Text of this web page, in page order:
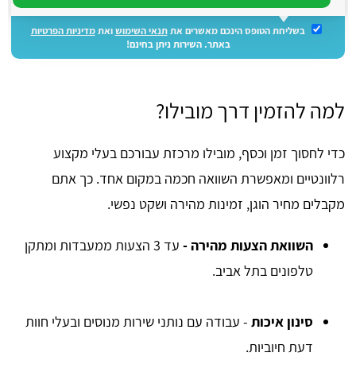
בשליחת הטופס הינכם מאשרים אתתנאי השימושואתמדיניות הפרטיות
באתר. השירות ניתן בחינם!
למה להזמין דרך מובילו?
כדי לחסוך זמן וכסף, מובילו מרכזת עבורכם בעלי מקצוע
רלוונטיים ומאפשרת השוואה חכמה במקום אחד. כך אתם
מקבלים מחיר הוגן, זמינות מהירה ושקט נפשי.
השוואת הצעות מהירה -
עד 3 הצעות ממעבדות ומתקן
טלפונים בתל אביב.
סינון איכות - עבודה עם נותני שירות מנוסים ובעלי חוות
דעת חיוביות.